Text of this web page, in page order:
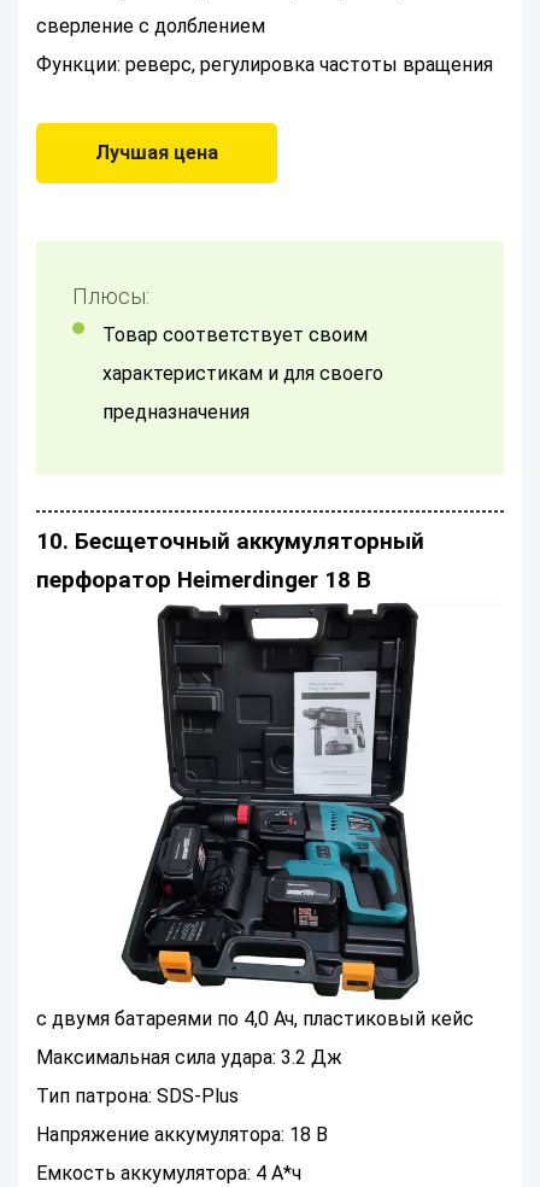
сверление с долблением
Функции: реверс, регулировка частоты вращения
Лучшая цена
Плюсы:
товар соответствует своим
характеристикам и для своего
предназначения
10. Бесщеточный аккумуляторный
перфоратор Heimerdinger 18 В
с двумя батареями по 4,0 Ач, пластиковый кейс
Максимальная сила удара: 3.2 Дж
Тип патрона: SDS-Plus
Напряжение аккумулятора: 18 В
Емкость аккумулятора: 4 А*ч